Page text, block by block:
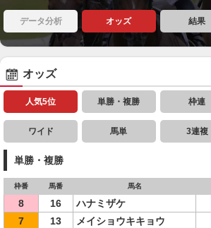
データ分析 オッズ 結果
オッズ
人気5位 単勝・複勝 枠連
ワイド 馬単 3連複
単勝・複勝
枠番 馬番 馬名
8 16 ハナミザケ
7
13 メイショウキキョウ